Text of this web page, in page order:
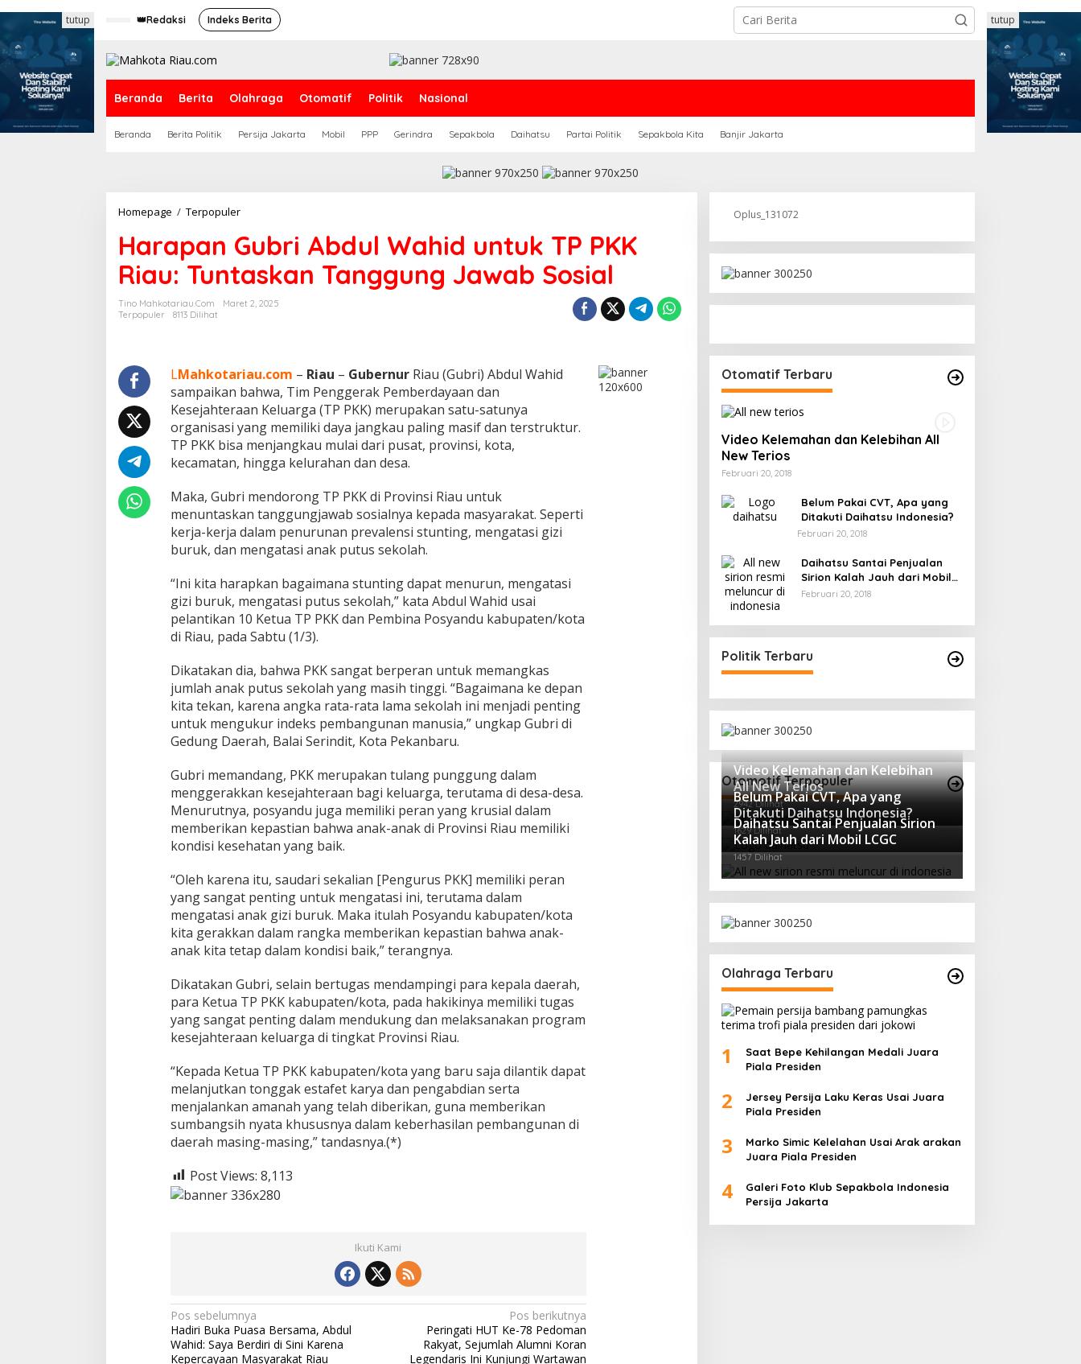
a
t
o
👑Redaksi Indeks Berita
Beranda Berita Olahraga Otomatif Politik Nasional
Beranda Berita Politik Persija Jakarta Mobil PPP Gerindra Sepakbola Daihatsu Partai Politik Sepakbola Kita Banjir Jakarta
tutup tutup
Homepage / Terpopuler
r
a
p
a
n
i
A
b
d
u
l
W
a
i
d
u
n
t
k
T
P
P
K
R
i
a
u
:
T
n
t
a
s
k
a
T
a
n
g
g
u
g
J
a
w
a
S
o
s
i
a
l
Harapan Gubri Abdul Wahid untuk TP PKK
Riau: Tuntaskan Tanggung Jawab Sosial
Tino Mahkotariau.com
Maret 2, 2025
Terpopuler
8113 Dilihat
LMahkotariau.com – Riau – GubernurRiau (Gubri) Abdul Wahid
sampaikan bahwa, Tim Penggerak Pemberdayaan dan
Kesejahteraan Keluarga (TP PKK) merupakan satu-satunya
organisasi yang memiliki daya jangkau paling masif dan terstruktur.
TP PKK bisa menjangkau mulai dari pusat, provinsi, kota,
kecamatan, hingga kelurahan dan desa.
Maka, Gubri mendorong TP PKK di Provinsi Riau untuk
menuntaskan tanggungjawab sosialnya kepada masyarakat. Seperti
kerja-kerja dalam penurunan prevalensi stunting, mengatasi gizi
buruk, dan mengatasi anak putus sekolah.
“Ini kita harapkan bagaimana stunting dapat menurun, mengatasi
gizi buruk, mengatasi putus sekolah,” kata Abdul Wahid usai
pelantikan 10 Ketua TP PKK dan Pembina Posyandu kabupaten/kota
di Riau, pada Sabtu (1/3).
Dikatakan dia, bahwa PKK sangat berperan untuk memangkas
jumlah anak putus sekolah yang masih tinggi. “Bagaimana ke depan
kita tekan, karena angka rata-rata lama sekolah ini menjadi penting
untuk mengukur indeks pembangunan manusia,” ungkap Gubri di
Gedung Daerah, Balai Serindit, Kota Pekanbaru.
Gubri memandang, PKK merupakan tulang punggung dalam
menggerakkan kesejahteraan bagi keluarga, terutama di desa-desa.
Menurutnya, posyandu juga memiliki peran yang krusial dalam
memberikan kepastian bahwa anak-anak di Provinsi Riau memiliki
kondisi kesehatan yang baik.
“Oleh karena itu, saudari sekalian [Pengurus PKK] memiliki peran
yang sangat penting untuk mengatasi ini, terutama dalam
mengatasi anak gizi buruk. Maka itulah Posyandu kabupaten/kota
kita gerakkan dalam rangka memberikan kepastian bahwa anak-
anak kita tetap dalam kondisi baik,” terangnya.
Dikatakan Gubri, selain bertugas mendampingi para kepala daerah,
para Ketua TP PKK kabupaten/kota, pada hakikinya memiliki tugas
yang sangat penting dalam mendukung dan melaksanakan program
kesejahteraan keluarga di tingkat Provinsi Riau.
“Kepada Ketua TP PKK kabupaten/kota yang baru saja dilantik dapat
melanjutkan tonggak estafet karya dan pengabdian serta
menjalankan amanah yang telah diberikan, guna memberikan
sumbangsih nyata khususnya dalam keberhasilan pembangunan di
daerah masing-masing,” tandasnya.(*)
Post Views: 8,113
Ikuti Kami
N
a
Pos sebelumnya
Hadiri Buka Puasa Bersama, Abdul
Wahid: Saya Berdiri di Sini Karena
Kepercayaan Masyarakat Riau
Pos berikutnya
Peringati HUT Ke-78 Pedoman
Rakyat, Sejumlah Alumni Koran
Legendaris Ini Kunjungi Wartawan
Oplus_131072
Otomatif Terbaru
Video Kelemahan dan Kelebihan All
New Terios
Februari 20, 2018
Belum Pakai CVT, Apa yang
Ditakuti Daihatsu Indonesia?
Februari 20, 2018
Daihatsu Santai Penjualan
Sirion Kalah Jauh dari Mobil
LCGC
Februari 20, 2018
Politik Terbaru
Otomotif Terpopuler
Video Kelemahan dan Kelebihan
All New Terios
2942 Dilihat
Belum Pakai CVT, Apa yang
Ditakuti Daihatsu Indonesia?
1629 Dilihat
Daihatsu Santai Penjualan Sirion
Kalah Jauh dari Mobil LCGC
1457 Dilihat
Olahraga Terbaru
1
Saat Bepe Kehilangan Medali Juara
Piala Presiden
2
Jersey Persija Laku Keras Usai Juara
Piala Presiden
3
Marko Simic Kelelahan Usai Arak arakan
Juara Piala Presiden
4
Galeri Foto Klub Sepakbola Indonesia
Persija Jakarta